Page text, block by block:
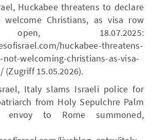
Huckabee threatens to declare
Christians, as visa row
18.07.2025:
huckabee-threatens-
welcoming-christians-as-visa-
15.05.2026).
Italy slams Israeli police for
from Holy Sepulchre Palm
envoy to Rome summoned,